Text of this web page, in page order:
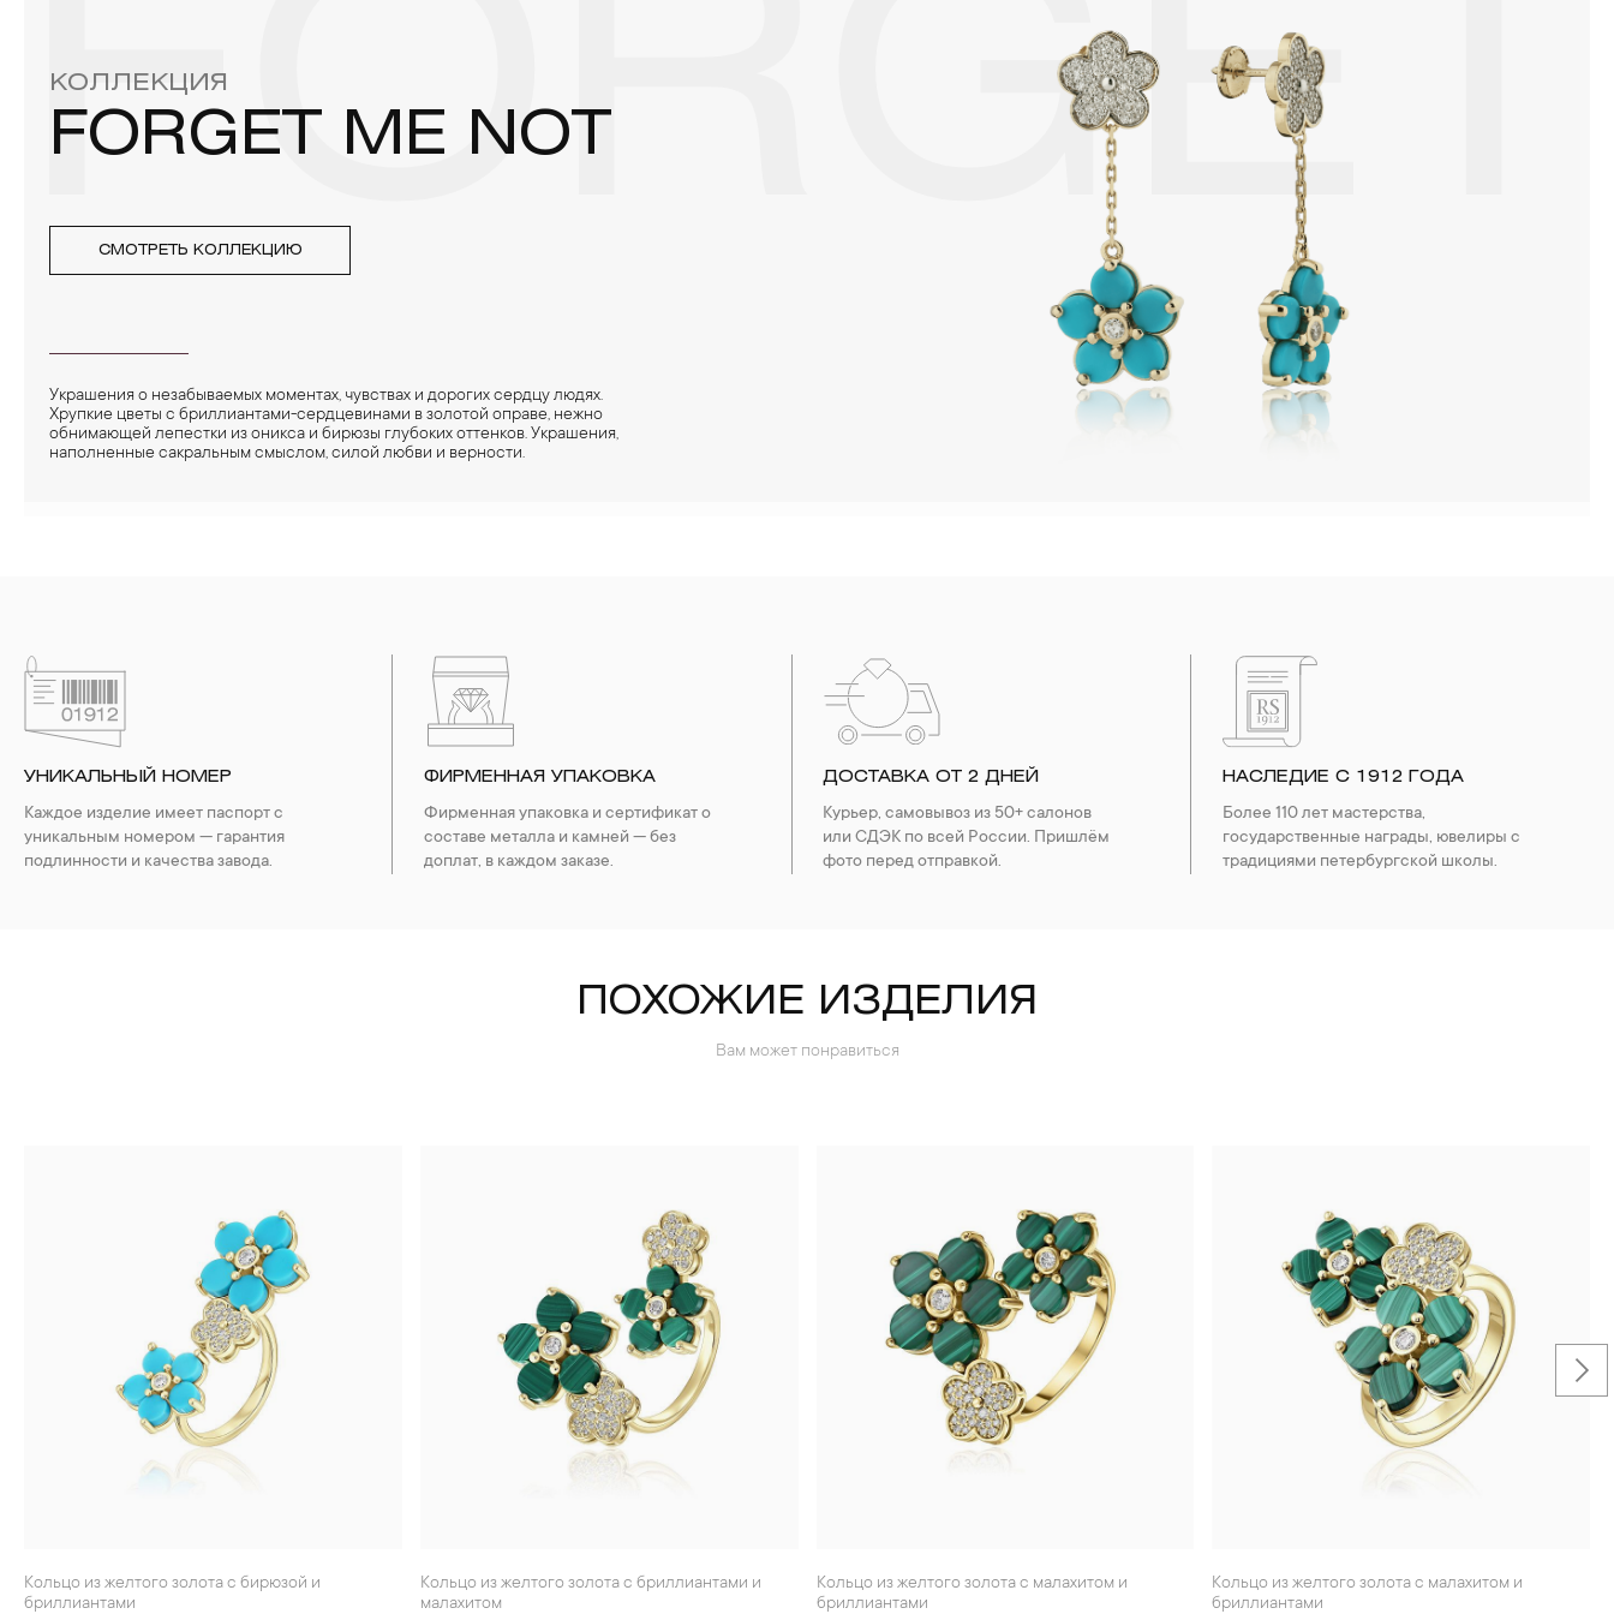
4. Специалисты обычно рекомендуют чистить украшения не реже одного раза в месяц, а также регулярно протирать их фланелевой или замшевой салфеткой.
КОЛЛЕКЦИЯ
FORGET ME NOT
СМОТРЕТЬ КОЛЛЕКЦИЮ
Украшения о незабываемых моментах, чувствах и дорогих сердцу людях.
Хрупкие цветы с бриллиантами-сердцевинами в золотой оправе, нежно
обнимающей лепестки из оникса и бирюзы глубоких оттенков. Украшения,
наполненные сакральным смыслом, силой любви и верности.
УНИКАЛЬНЫЙ НОМЕР
Каждое изделие имеет паспорт с
уникальным номером — гарантия
подлинности и качества завода.
ФИРМЕННАЯ УПАКОВКА
Фирменная упаковка и сертификат о
составе металла и камней — без
доплат, в каждом заказе.
ДОСТАВКА ОТ 2 ДНЕЙ
Курьер, самовывоз из 50+ салонов
или СДЭК по всей России. Пришлём
фото перед отправкой.
НАСЛЕДИЕ С 1912 ГОДА
Более 110 лет мастерства,
государственные награды, ювелиры с
традициями петербургской школы.
ПОХОЖИЕ ИЗДЕЛИЯ
Вам может понравиться
Кольцо из желтого золота с бирюзой и
бриллиантами
Кольцо из желтого золота с бриллиантами и
малахитом
Кольцо из желтого золота с малахитом и
бриллиантами
Кольцо из желтого золота с малахитом и
бриллиантами